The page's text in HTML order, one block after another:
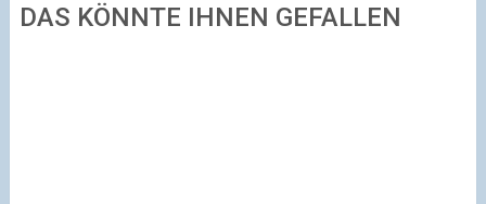
DAS KÖNNTE IHNEN GEFALLEN